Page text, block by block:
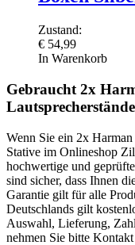
Zustand:
€ 54,99
In Warenkorb
Gebraucht 2x
Wenn Sie ein 2x
Stative im Onlineshop
hochwertige und
sind sicher, dass Ihnen
Garantie gilt für alle
Deutschlands gilt
Auswahl, Lieferung,
nehmen Sie bitte